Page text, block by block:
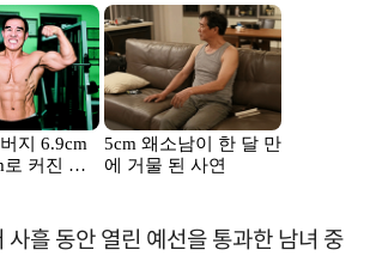
흘 동안 열린 예선을 통과한 남녀 중